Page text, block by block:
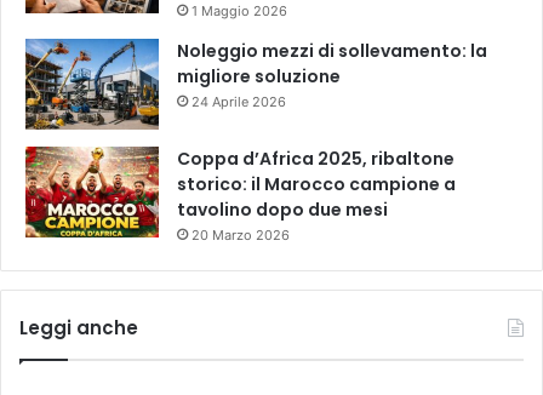
1 Maggio 2026
Noleggio mezzi di sollevamento: la
migliore soluzione
24 Aprile 2026
Coppa d’Africa 2025, ribaltone
storico: il Marocco campione a
tavolino dopo due mesi
20 Marzo 2026
Leggi anche